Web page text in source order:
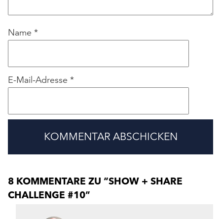
Name *
E-Mail-Adresse *
8 KOMMENTARE ZU “SHOW + SHARE
CHALLENGE #10”